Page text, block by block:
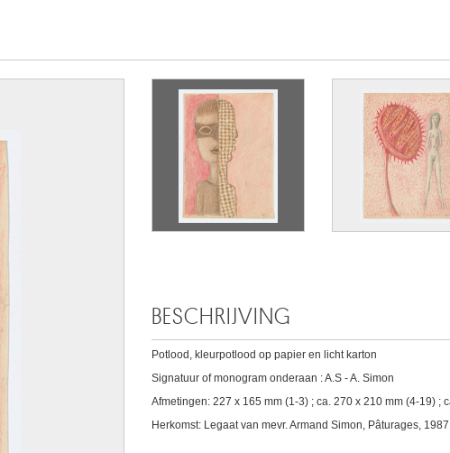
BESCHRIJVING
Potlood, kleurpotlood op papier en licht karton
Signatuur of monogram onderaan : A.S - A. Simon
Afmetingen: 227 x 165 mm (1-3) ; ca. 270 x 210 mm (4-19) ;
Herkomst: Legaat van mevr. Armand Simon, Pâturages, 1987